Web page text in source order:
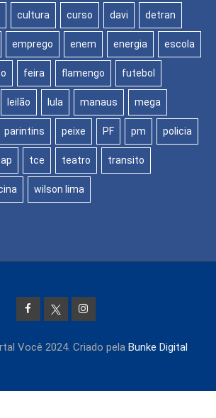
cultura curso davi detran
emprego enem energia escola
feira flamengo futebol
leilão lula manaus mega
parintins peixe PF pm policia
tce teatro transito
wilson lima
Você 2024. Criado pela Bunke Digital